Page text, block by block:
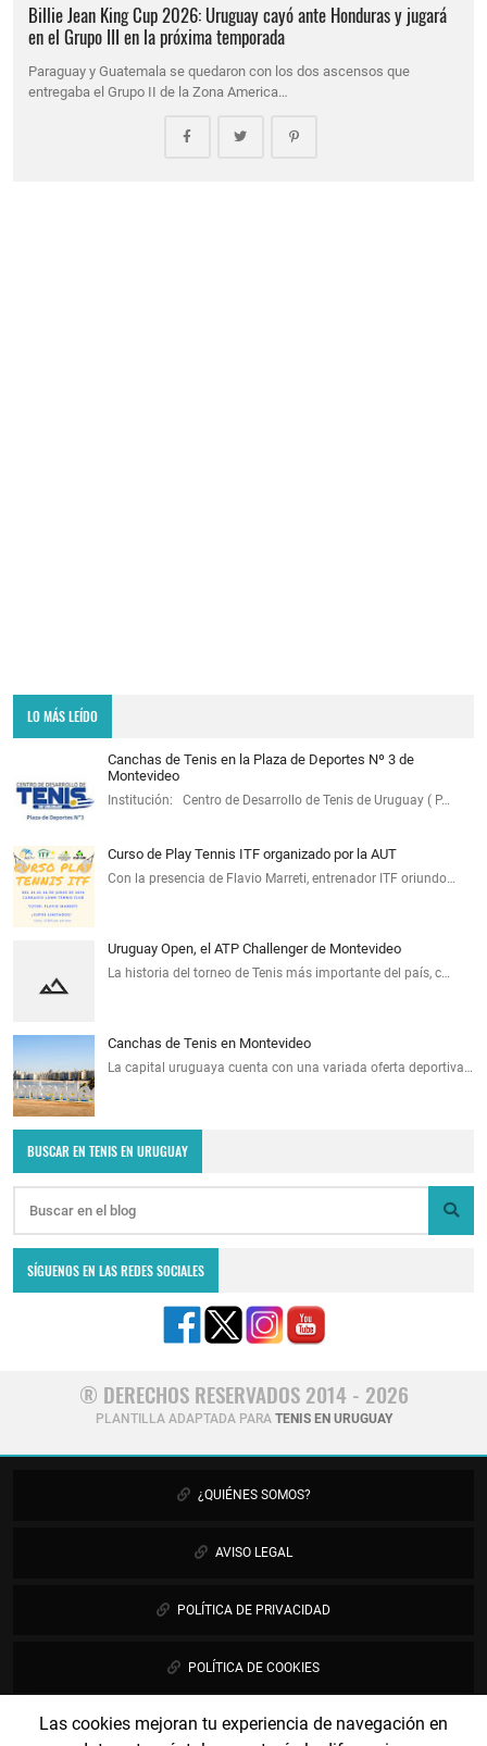
Las cookies mejoran tu experiencia de navegación en
Billie Jean King Cup 2026: Uruguay cayó ante Honduras y jugará
en el Grupo III en la próxima temporada
Paraguay y Guatemala se quedaron con los dos ascensos que
entregaba el Grupo II de la Zona America…
LO MÁS LEÍDO
Canchas de Tenis en la Plaza de Deportes Nº 3 de
Montevideo
Institución: Centro de Desarrollo de Tenis de Uruguay ( P…
Curso de Play Tennis ITF organizado por la AUT
Con la presencia de Flavio Marreti, entrenador ITF oriundo…
Uruguay Open, el ATP Challenger de Montevideo
La historia del torneo de Tenis más importante del país, c…
Canchas de Tenis en Montevideo
La capital uruguaya cuenta con una variada oferta deportiva…
BUSCAR EN TENIS EN URUGUAY
SÍGUENOS EN LAS REDES SOCIALES
® DERECHOS RESERVADOS 2014 - 2026
PLANTILLA ADAPTADA PARA TENIS EN URUGUAY
¿QUIÉNES SOMOS?
AVISO LEGAL
POLÍTICA DE PRIVACIDAD
POLÍTICA DE COOKIES
PUBLICIDAD